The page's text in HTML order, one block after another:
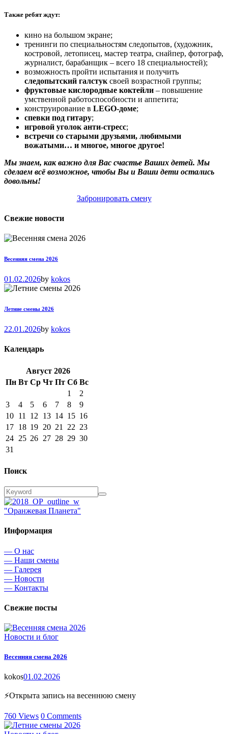
Также ребят ждут:
кино на большом экране;
тренинги по специальностям следопытов, (художник,
костровой, летописец, мастер театра, снайпер, фотограф,
журналист, барабанщик – всего 18 специальностей);
возможность пройти испытания и получить
следопытский галстук своей возрастной группы;
фруктовые кислородные коктейли – повышение
умственной работоспособности и аппетита;
конструирование в LEGO-доме;
спевки под гитару;
игровой уголок анти-стресс;
встречи со старыми друзьями, любимыми
вожатыми… и многое, многое другое!
Мы знаем, как важно для Вас счастье Ваших детей. Мы
сделаем всё возможное, чтобы Вы и Ваши дети остались
довольны!
Забронировать смену
Свежие новости
Весенняя смена 2026
01.02.2026by kokos
Летние смены 2026
22.01.2026by kokos
Календарь
Август 2026
Пн Вт Ср Чт Пт Сб Вс
1
2
3
4 5 6 7 8
9
10 11 12 13 14 15 16
17 18 19 20 21 22 23
24 25 26 27 28 29 30
31
Поиск
"Оранжевая Планета"
Информация
— О нас
— Наши смены
— Галерея
— Новости
— Контакты
Свежие посты
Новости и блог
Весенняя смена 2026
kokos01.02.2026
⚡Открыта запись на весеннюю смену
760 Views 0 Comments